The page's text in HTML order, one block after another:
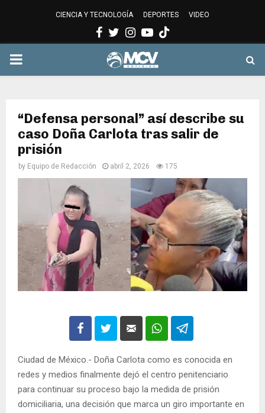
CIENCIA Y TECNOLOGÍA DEPORTES VIDEO
Facebook
Twitter
Instagram
Youtube
PRIMARY
“Defensa personal” así describe su
caso Doña Carlota tras salir de
prisión
by Equipo de Redacción abril 2, 2026 175
Ciudad de México.- Doña Carlota como es conocida en
redes y medios finalmente dejó el centro penitenciario
para continuar su proceso bajo la medida de prisión
domiciliaria, una decisión que marca un giro importante en